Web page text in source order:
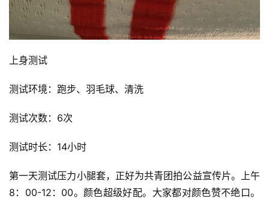
上身测试
测试环境：跑步、羽毛球、清洗
测试次数：6次
测试时长：14小时
第一天测试压力小腿套，正好为共青团拍公益宣传片。上午
8：00-12：00。颜色超级好配。大家都对颜色赞不绝口。